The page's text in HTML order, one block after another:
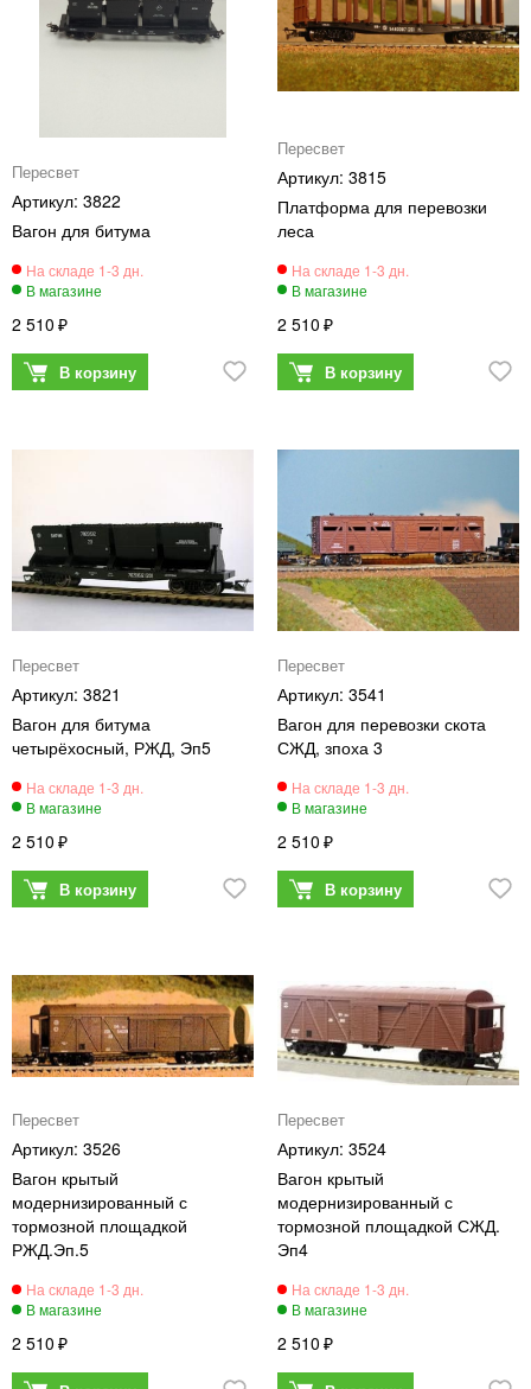
Пересвет
3822
Вагон для битума
2 510
Пересвет
3815
Платформа для перевозки
леса
2 510
Пересвет
3821
Вагон для битума
четырёхосный, РЖД, Эп5
2 510
Пересвет
3541
Вагон для перевозки скота
СЖД, зпоха 3
2 510
Пересвет
3526
Вагон крытый
модернизированный с
тормозной площадкой
РЖД.Эп.5
2 510
Пересвет
3524
Вагон крытый
модернизированный с
тормозной площадкой СЖД.
Эп4
2 510